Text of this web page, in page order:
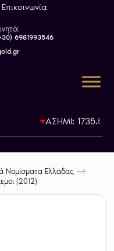
Επικοινωνία
6981993546
ΑΣΗΜΙ: 1735.5€
Νομίσματα Ελλάδας
(2012)